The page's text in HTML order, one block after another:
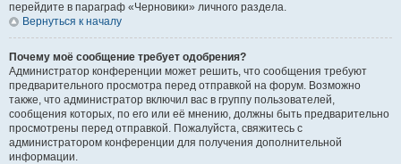
перейдите в параграф «Черновики» личного раздела.
Вернуться к началу
Почему моё сообщение требует одобрения?
Администратор конференции может решить, что сообщения требуют
предварительного просмотра перед отправкой на форум. Возможно
также, что администратор включил вас в группу пользователей,
сообщения которых, по его или её мнению, должны быть предварительно
просмотрены перед отправкой. Пожалуйста, свяжитесь с
администратором конференции для получения дополнительной
информации.